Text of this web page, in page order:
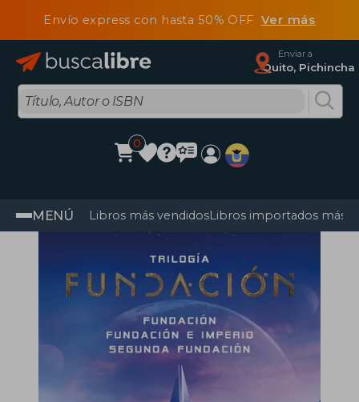
Envío express con hasta 50% OFF Ver más
Enviar a
Quito, Pichincha
0
MENÚ Libros más vendidosLibros importados más